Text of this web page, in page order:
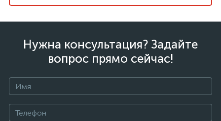
Нужна консультация? Задайте
вопрос прямо сейчас!